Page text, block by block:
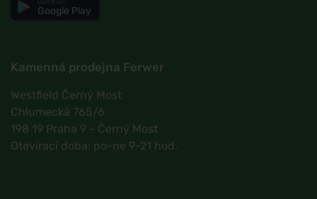
Google Play
Kamenná prodejna Ferwer
Westfield Černý Most
Chlumecká 765/6
198 19 Praha 9 - Černý Most
Otevírací doba: po-ne 9-21 hod.